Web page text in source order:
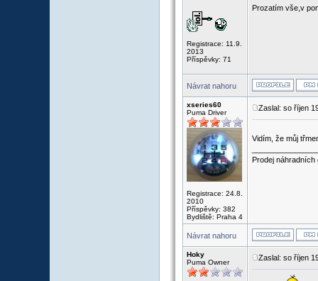
Registrace: 11.9.
2013
Příspěvky: 71
Prozatím vše,v
Návrat nahoru
xseries60
Puma Driver
Registrace: 24.8.
2010
Příspěvky: 382
Bydliště: Praha 4
Zaslal: so říjen
Vidím, že můj
Prodej
Návrat nahoru
Hoky
Puma Owner
Zaslal: so říjen